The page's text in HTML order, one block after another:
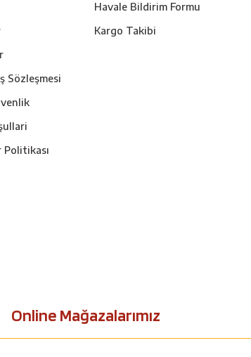
Sözleşmesi
Politikası
Havale Bildirim Formu
Kargo Takibi
Online Mağazalarımız